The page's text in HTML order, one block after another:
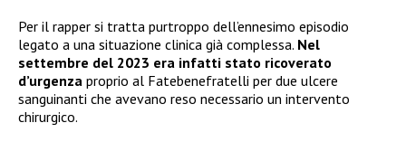
Per il rapper si tratta purtroppo dell’ennesimo episodio
legato a una situazione clinica già complessa. Nel
settembre del 2023 era infatti stato ricoverato
d’urgenza proprio al Fatebenefratelli per due ulcere
sanguinanti che avevano reso necessario un intervento
chirurgico.